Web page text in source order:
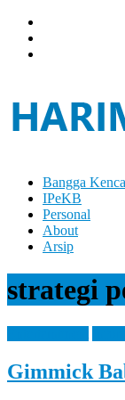
Skip
content
Hari
Mulya
Brain
Can
Analyze
Right
Brain
Bangga
IPeKB
Personal
About
Arsip
strategi
Gimmick